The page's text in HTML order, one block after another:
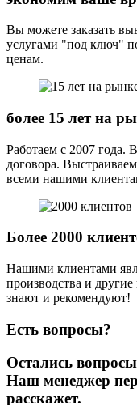
Вы можете заказать
услугами "под ключ"
ценам.
более 15 лет на
Работаем с 2007 года.
договора.
всеми нашими
Более 2000
Нашими клиентами
производства и
знают и рекомендуют!
Есть вопросы?
Остались
Наш менеджер
расскажет.